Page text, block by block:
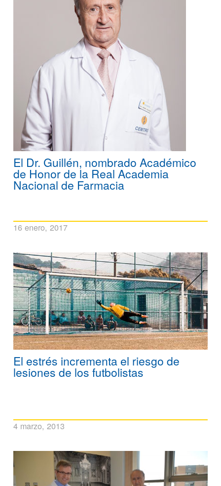
El Dr. Guillén, nombrado Académico
de Honor de la Real Academia
Nacional de Farmacia
16 enero, 2017
El estrés incrementa el riesgo de
lesiones de los futbolistas
4 marzo, 2013